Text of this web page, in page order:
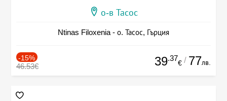
о-в Тасос
Ntinas Filoxenia - о. Тасос, Гърция
-15%
46.53€ 39.37
€ / 77лв.